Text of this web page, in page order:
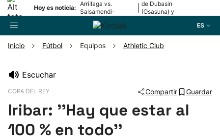
Hoy es noticia:
Arrillaga vs.
Salsamendi-
Bergara y Erasun
vs. Gaminde
de Dubasin
(Osasuna) y
ES
Pelota
Inicio Fútbol Equipos Athletic Club
Escuchar
COPA DEL REY Compartir Guardar
Iribar: ''Hay que estar al
100 % en todo''